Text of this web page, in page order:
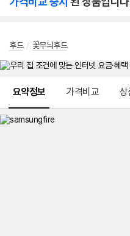
후드 / 꽃무늬후드
요약정보 가격비교 상